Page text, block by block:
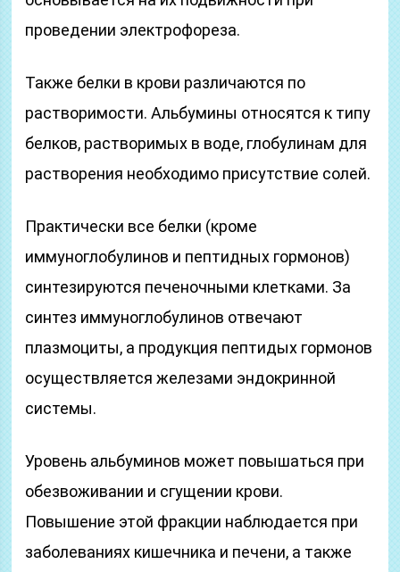
проведении электрофореза.
Также белки в крови различаются по
растворимости. Альбумины относятся к типу
белков, растворимых в воде, глобулинам для
растворения необходимо присутствие солей.
Практически все белки (кроме
иммуноглобулинов и пептидных гормонов)
синтезируются печеночными клетками. За
синтез иммуноглобулинов отвечают
плазмоциты, а продукция пептидых гормонов
осуществляется железами эндокринной
системы.
Уровень альбуминов может повышаться при
обезвоживании и сгущении крови.
Повышение этой фракции наблюдается при
заболеваниях кишечника и печени, а также